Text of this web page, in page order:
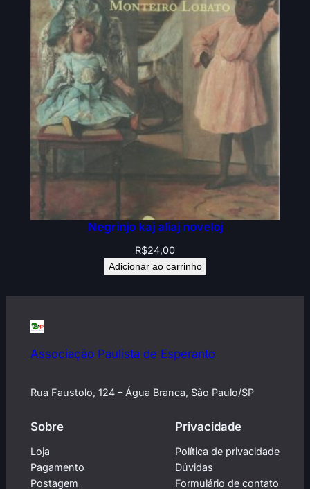
Negrinjo kaj aliaj noveloj
R$24,00
Adicionar ao carrinho
Associação Paulista de Esperanto
Rua Faustolo, 124 – Água Branca, São Paulo/SP
Sobre
Loja
Pagamento
Postagem
Privacidade
Política de privacidade
Dúvidas
Formulário de contato